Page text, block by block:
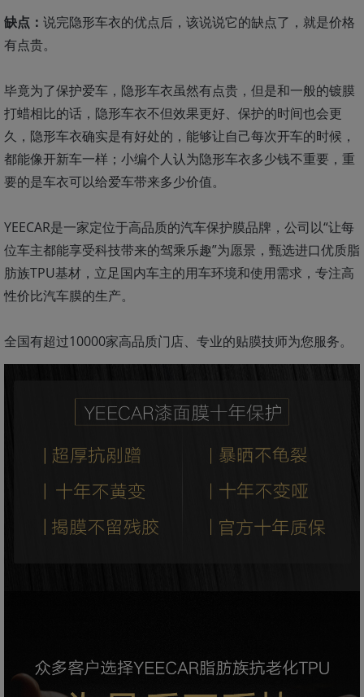
缺点： 说完隐形车衣的优点后，该说说它的缺点了，就是价格
有点贵。
毕竟为了保护爱车，隐形车衣虽然有点贵，但是和一般的镀膜
打蜡相比的话，隐形车衣不但效果更好、保护的时间也会更
久，隐形车衣确实是有好处的，能够让自己每次开车的时候，
都能像开新车一样；小编个人认为隐形车衣多少钱不重要，重
要的是车衣可以给爱车带来多少价值。
YEECAR是一家定位于高品质的汽车保护膜品牌，公司以“让每
位车主都能享受科技带来的驾乘乐趣”为愿景，甄选进口优质脂
肪族TPU基材，立足国内车主的用车环境和使用需求，专注高
性价比汽车膜的生产。
全国有超过10000家高品质门店、专业的贴膜技师为您服务。